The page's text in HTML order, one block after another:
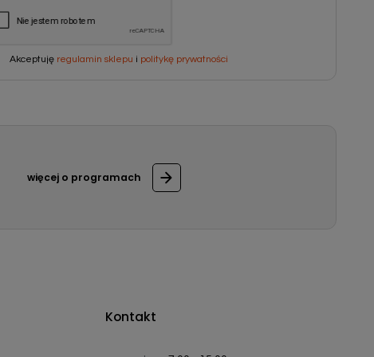
Akceptuję regulamin sklepu i politykę prywatności
więcej o programach
Kontakt